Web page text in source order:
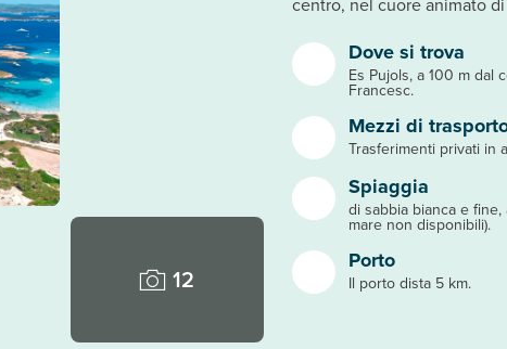
12
Dove si trova
Es Pujols, a 100 m dal
Francesc.
Mezzi di
Trasferimenti privati in
Spiaggia
di sabbia bianca e
mare non disponibili).
Porto
Il porto dista 5 km.